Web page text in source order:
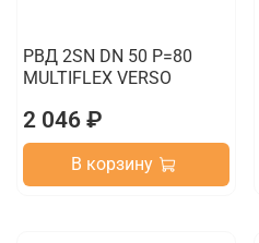
РВД 2SN DN 50 P=80
MULTIFLEX VERSO
2 046 ₽
В корзину